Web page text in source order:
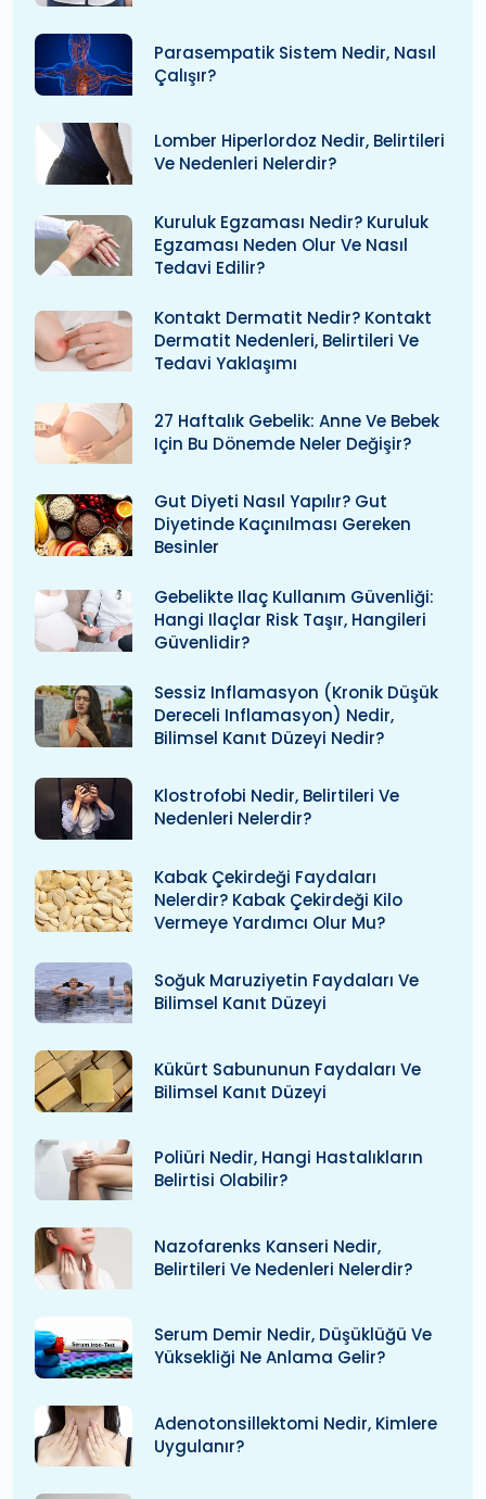
Parasempatik Sistem Nedir, Nasıl
Çalışır?
Lomber Hiperlordoz Nedir, Belirtileri
Ve Nedenleri Nelerdir?
Kuruluk Egzaması Nedir? Kuruluk
Egzaması Neden Olur Ve Nasıl
Tedavi Edilir?
Kontakt Dermatit Nedir? Kontakt
Dermatit Nedenleri, Belirtileri Ve
Tedavi Yaklaşımı
27 Haftalık Gebelik: Anne Ve Bebek
Için Bu Dönemde Neler Değişir?
Gut Diyeti Nasıl Yapılır? Gut
Diyetinde Kaçınılması Gereken
Besinler
Gebelikte Ilaç Kullanım Güvenliği:
Hangi Ilaçlar Risk Taşır, Hangileri
Güvenlidir?
Sessiz Inflamasyon (kronik Düşük
Dereceli Inflamasyon) Nedir,
Bilimsel Kanıt Düzeyi Nedir?
Klostrofobi Nedir, Belirtileri Ve
Nedenleri Nelerdir?
Kabak Çekirdeği Faydaları
Nelerdir? Kabak Çekirdeği Kilo
Vermeye Yardımcı Olur Mu?
Soğuk Maruziyetin Faydaları Ve
Bilimsel Kanıt Düzeyi
Kükürt Sabununun Faydaları Ve
Bilimsel Kanıt Düzeyi
Poliüri Nedir, Hangi Hastalıkların
Belirtisi Olabilir?
Nazofarenks Kanseri Nedir,
Belirtileri Ve Nedenleri Nelerdir?
Serum Demir Nedir, Düşüklüğü Ve
Yüksekliği Ne Anlama Gelir?
Adenotonsillektomi Nedir, Kimlere
Uygulanır?